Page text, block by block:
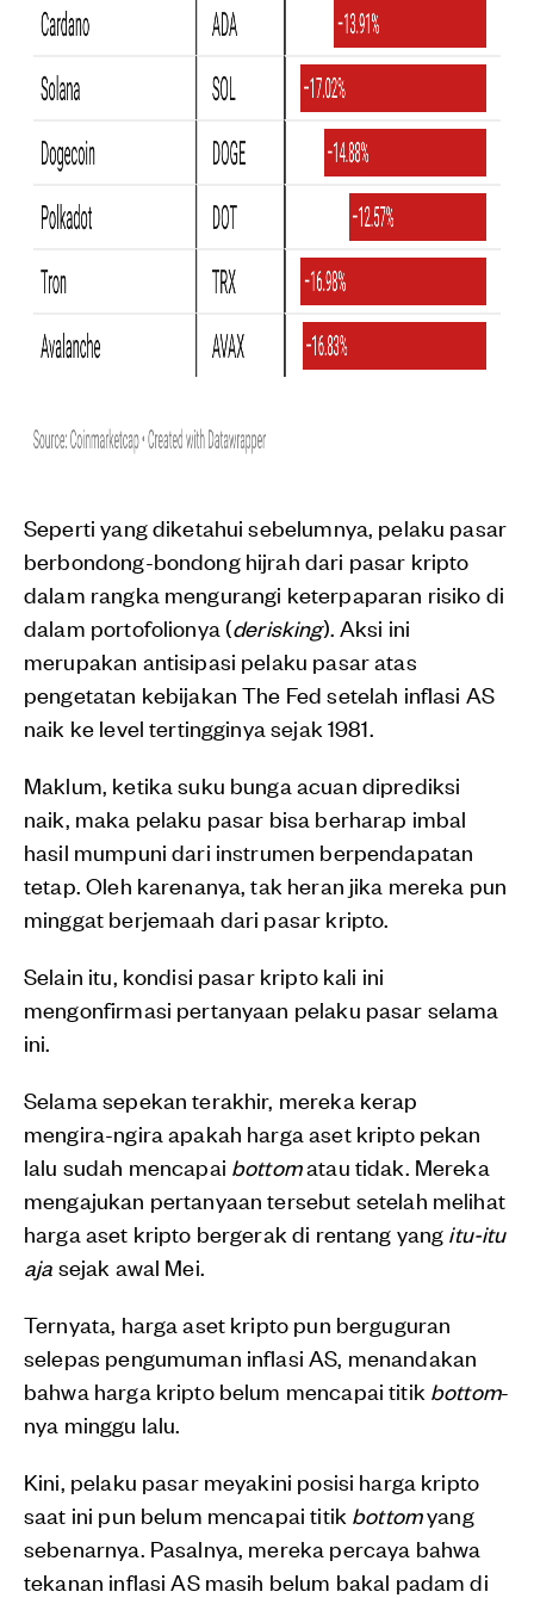
Seperti yang diketahui sebelumnya, pelaku pasar
berbondong-bondong hijrah dari pasar kripto
dalam rangka mengurangi keterpaparan risiko di
dalam portofolionya (derisking). Aksi ini
merupakan antisipasi pelaku pasar atas
pengetatan kebijakan The Fed setelah inflasi AS
naik ke level tertingginya sejak 1981.
Maklum, ketika suku bunga acuan diprediksi
naik, maka pelaku pasar bisa berharap imbal
hasil mumpuni dari instrumen berpendapatan
tetap. Oleh karenanya, tak heran jika mereka pun
minggat berjemaah dari pasar kripto.
Selain itu, kondisi pasar kripto kali ini
mengonfirmasi pertanyaan pelaku pasar selama
ini.
Selama sepekan terakhir, mereka kerap
mengira-ngira apakah harga aset kripto pekan
lalu sudah mencapai bottomatau tidak. Mereka
mengajukan pertanyaan tersebut setelah melihat
harga aset kripto bergerak di rentang yang itu-itu
aja sejak awal Mei.
Ternyata, harga aset kripto pun berguguran
selepas pengumuman inflasi AS, menandakan
bahwa harga kripto belum mencapai titik bottom-
nya minggu lalu.
Kini, pelaku pasar meyakini posisi harga kripto
saat ini pun belum mencapai titik bottomyang
sebenarnya. Pasalnya, mereka percaya bahwa
tekanan inflasi AS masih belum bakal padam di